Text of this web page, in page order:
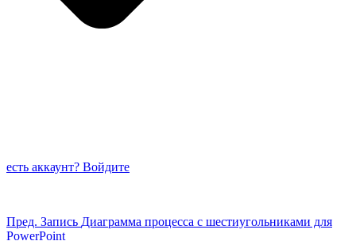
есть аккаунт? Войдите
Пред. Запись Диаграмма процесса с шестиугольниками для
PowerPoint